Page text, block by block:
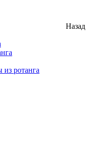
Назад
ротанга